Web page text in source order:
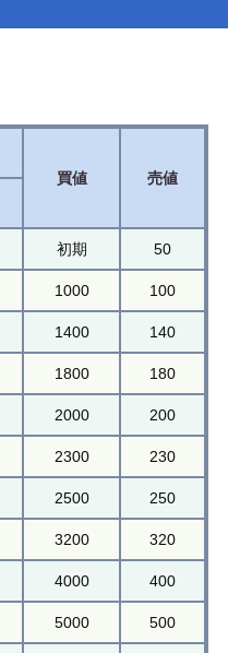
買値
売値
初期 50
1000 100
1400 140
1800 180
2000 200
2300 230
2500 250
3200 320
4000 400
5000 500